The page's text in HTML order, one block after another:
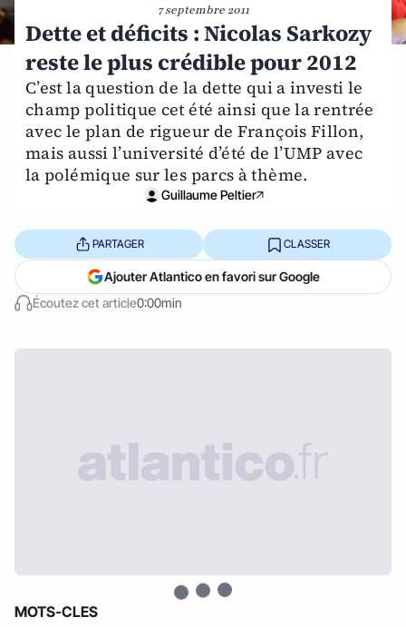
7 septembre 2011
Dette et déficits : Nicolas Sarkozy
reste le plus crédible pour 2012
C’est la question de la dette qui a investi le
champ politique cet été ainsi que la rentrée
avec le plan de rigueur de François Fillon,
mais aussi l’université d’été de l’UMP avec
la polémique sur les parcs à thème.
Guillaume Peltier
Écoutez cet article0:00min
PARTAGER CLASSER
Ajouter Atlantico en favori sur Google
MOTS-CLES